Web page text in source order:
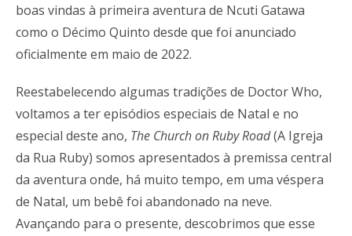
boas vindas à primeira aventura de Ncuti Gatawa
como o Décimo Quinto desde que foi anunciado
oficialmente em maio de 2022.
Reestabelecendo algumas tradições de Doctor Who,
voltamos a ter episódios especiais de Natal e no
especial deste ano, The Church on Ruby Road(A Igreja
da Rua Ruby) somos apresentados à premissa central
da aventura onde, há muito tempo, em uma véspera
de Natal, um bebê foi abandonado na neve.
Avançando para o presente, descobrimos que esse